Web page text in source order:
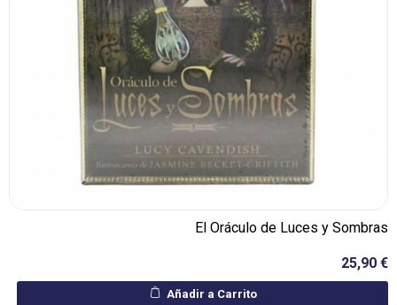
El Oráculo de Luces y Sombras
25,90 €
Añadir a Carrito